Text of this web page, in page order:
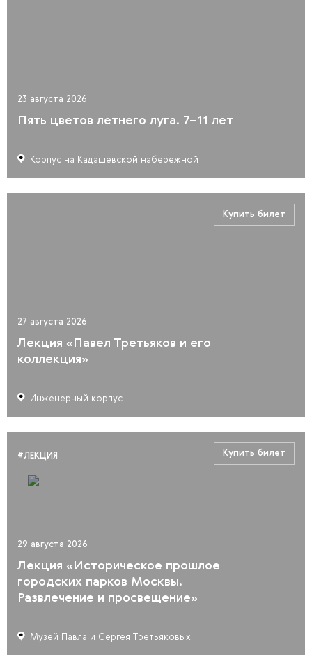
23 августа 2026
Пять цветов летнего луга. 7–11 лет
Корпус на Кадашёвской набережной
Купить билет
27 августа 2026
Лекция «Павел Третьяков и его
коллекция»
Инженерный корпус
#ЛЕКЦИЯ Купить билет
29 августа 2026
Лекция «Историческое прошлое
городских парков Москвы.
Развлечение и просвещение»
Музей Павла и Сергея Третьяковых